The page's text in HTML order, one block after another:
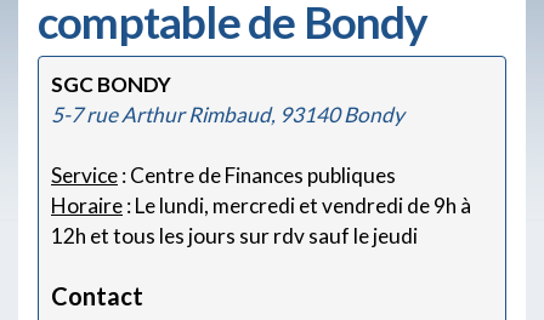
comptable de Bondy
SGC BONDY
5-7 rue Arthur Rimbaud, 93140 Bondy
Service: Centre de Finances publiques
Horaire: Le lundi, mercredi et vendredi de 9h à
12h et tous les jours sur rdv sauf le jeudi
Contact